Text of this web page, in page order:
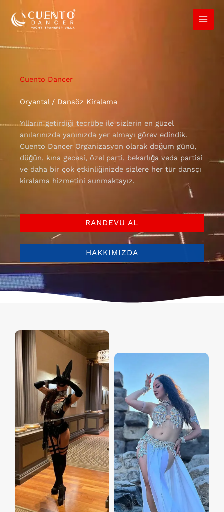
İçeriğe
atla
Cuento Dancer
Oryantal / Dansöz Kiralama
Yılların getirdiği tecrübe ile sizlerin en güzel
anılarınızda yanınızda yer almayı görev edindik.
Cuento Dancer Organizasyon olarak doğum günü,
düğün, kına gecesi, özel parti, bekarlığa veda partisi
ve daha bir çok etkinliğinizde sizlere her tür dansçı
kiralama hizmetini sunmaktayız.
RANDEVU AL
HAKKIMIZDA